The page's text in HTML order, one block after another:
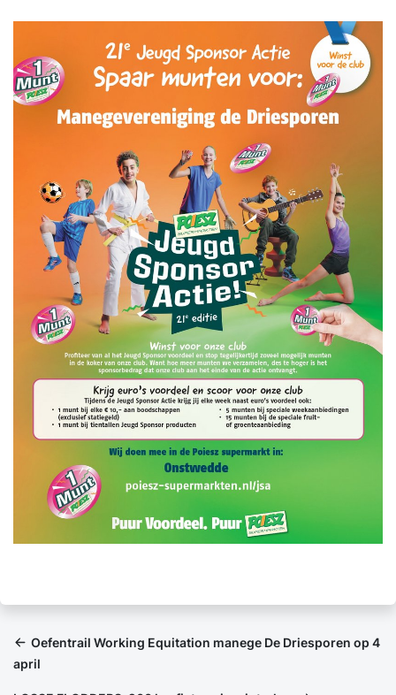
Oefentrail Working Equitation manege De Driesporen op 4
april